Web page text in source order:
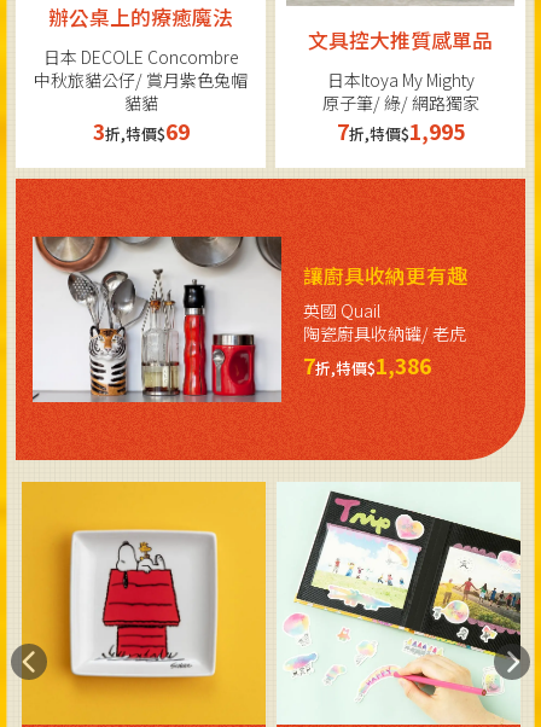
辦公桌上的療癒魔法
日本 DECOLE Concombre
中秋旅貓公仔/ 賞月紫色兔帽
貓貓
3折,特價$69
文具控大推質感單品
日本Itoya My Mighty
原子筆/ 綠/ 網路獨家
7折,特價$1,995
讓廚具收納更有趣
英國 Quail
陶瓷廚具收納罐/ 老虎
7折,特價$1,386